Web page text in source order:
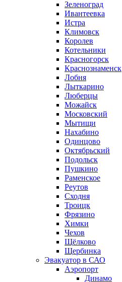
Зеленоград
Ивантеевка
Истра
Климовск
Королев
Котельники
Красногорск
Краснознаменск
Лобня
Лыткарино
Люберцы
Можайск
Московский
Мытищи
Нахабино
Одинцово
Октябрьский
Подольск
Пушкино
Раменское
Реутов
Сходня
Троицк
Фрязино
Химки
Чехов
Щёлково
Щербинка
Эвакуатор в САО
Аэропорт
Динамо